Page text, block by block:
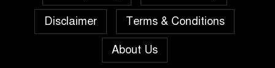
জুলাই গণঅভ্যুত্থান দিবস উপলক্ষে
পিরোজপুরে নানা কর্মসূচি পালিত
Disclaimer Terms & Conditions
About Us